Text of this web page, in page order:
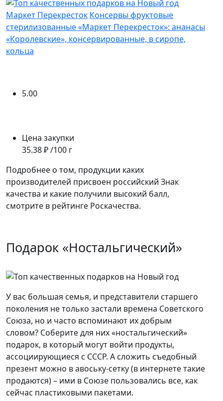
Маркет Перекресток Консервы фруктовые
стерилизованные «Маркет Перекресток»: ананасы
«Королевские», консервированные, в сиропе,
кольца
5.00
Цена закупки
35.38 ₽ /100 г
Подробнее о том, продукции каких
производителей присвоен российский Знак
качества и какие получили высокий балл,
смотрите в рейтинге Роскачества.
Подарок «Ностальгический»
У вас большая семья, и представители старшего
поколения не только застали времена Советского
Союза, но и часто вспоминают их добрым
словом? Соберите для них «ностальгический»
подарок, в который могут войти продукты,
ассоциирующиеся с СССР. А сложить съедобный
презент можно в авоську-сетку (в интернете такие
продаются) – ими в Союзе пользовались все, как
сейчас пластиковыми пакетами.